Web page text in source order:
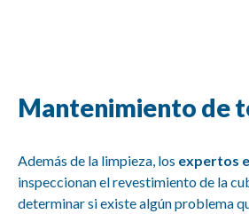
Mantenimiento de
Además de la limpieza, los expertos
inspeccionan el revestimiento de la
determinar si existe algún problema